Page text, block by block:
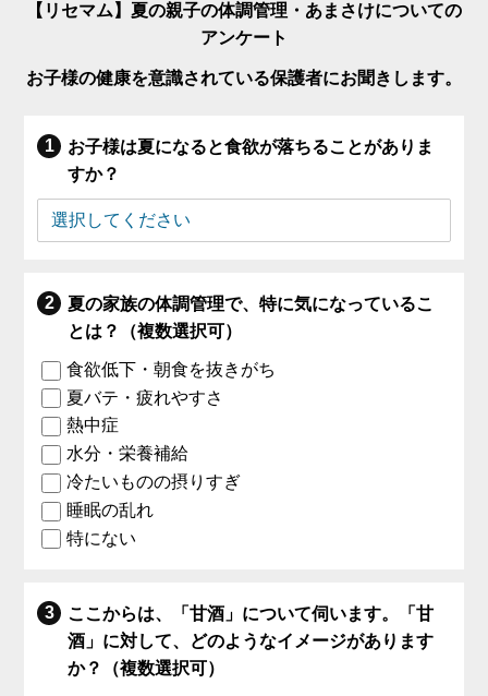
【リセマム】夏の親子の体調管理・あまさけについての
アンケート
お子様の健康を意識されている保護者にお聞きします。
お子様は夏になると食欲が落ちることがありま
すか？
夏の家族の体調管理で、特に気になっているこ
とは？（複数選択可）
食欲低下・朝食を抜きがち
夏バテ・疲れやすさ
熱中症
水分・栄養補給
冷たいものの摂りすぎ
睡眠の乱れ
特にない
ここからは、「甘酒」について伺います。「甘
酒」に対して、どのようなイメージがあります
か？（複数選択可）